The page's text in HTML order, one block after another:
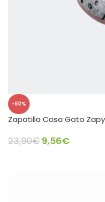
-60%
Zapatilla Casa Gato Zapy
23,90€ 9,56€